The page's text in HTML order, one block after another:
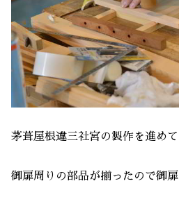
茅葺屋根違三社宮の製作を進めて
御扉周りの部品が揃ったので御